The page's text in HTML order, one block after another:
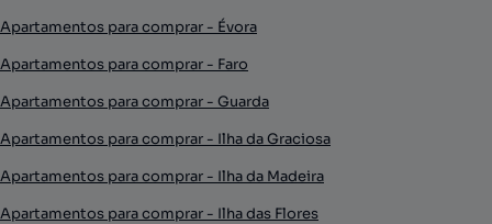
Apartamentos para comprar - Évora
Apartamentos para comprar - Faro
Apartamentos para comprar - Guarda
Apartamentos para comprar - Ilha da Graciosa
Apartamentos para comprar - Ilha da Madeira
Apartamentos para comprar - Ilha das Flores